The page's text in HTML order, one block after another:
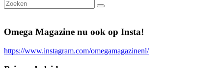
Omega Magazine nu ook op Insta!
https://www.instagram.com/omegamagazinenl/